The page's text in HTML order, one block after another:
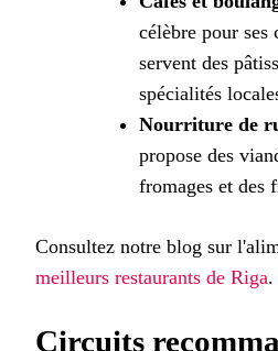
célèbre pour ses
servent des
spécialités
Nourriture de
propose des
fromages et des
Consultez notre blog sur
meilleurs restaurants de Riga.
Circuits